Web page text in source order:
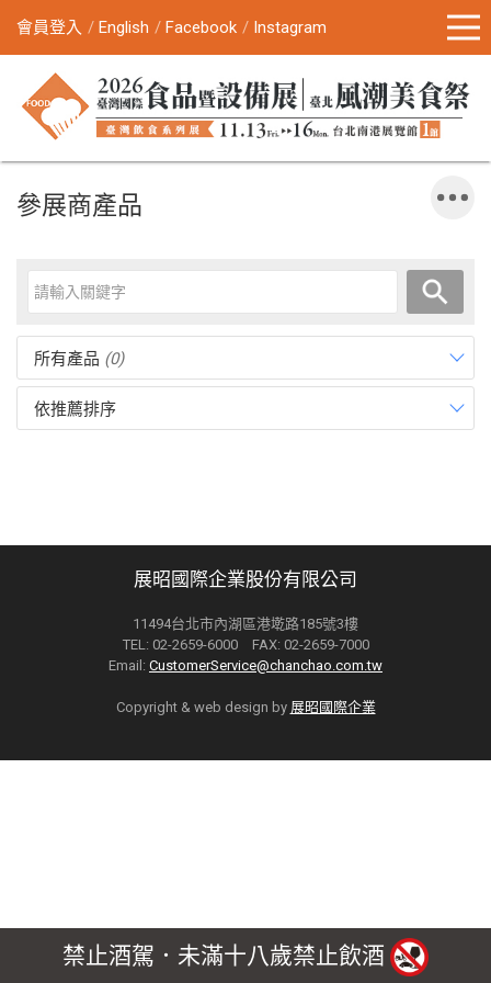
會員登入 English Facebook Instagram
參展商產品
所有產品 (0)
依推薦排序
展昭國際企業股份有限公司
11494台北市內湖區港墘路185號3樓
TEL: 02-2659-6000 FAX: 02-2659-7000
Email: CustomerService@chanchao.com.tw
Copyright & web design by 展昭國際企業
禁止酒駕．未滿十八歲禁止飲酒